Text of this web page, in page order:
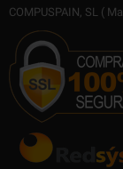
COMPUSPAIN, SL (